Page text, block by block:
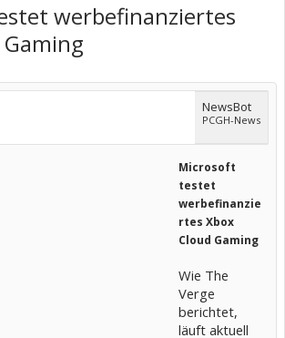
werbefinanziertes
NewsBot
PCGH-News
Microsoft
testet
werbefinanzie
rtes Xbox
Cloud Gaming
Wie The
Verge
berichtet,
läuft aktuell